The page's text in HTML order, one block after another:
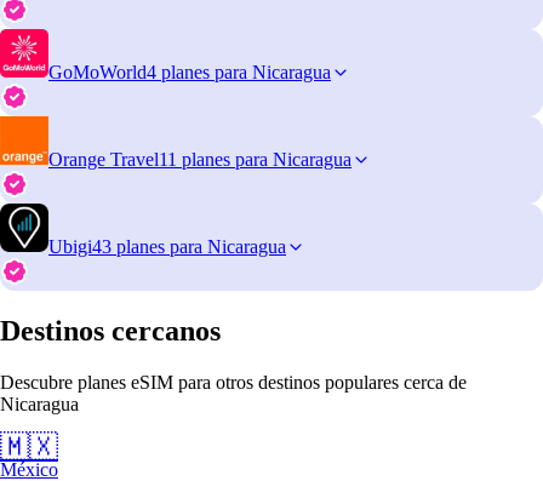
GoMoWorld4 planes para Nicaragua
Orange Travel11 planes para Nicaragua
Ubigi43 planes para Nicaragua
Destinos cercanos
Descubre planes eSIM para otros destinos populares cerca de
Nicaragua
🇲🇽
México